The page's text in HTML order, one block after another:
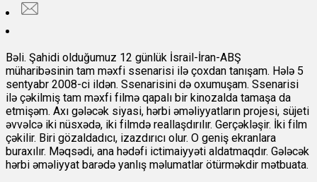
Bəli. Şahidi olduğumuz 12 günlük İsrail-İran-ABŞ
müharibəsinin tam məxfi ssenarisi ilə çoxdan tanışam. Hələ 5
sentyabr 2008-ci ildən. Ssenarisini də oxumuşam. Ssenarisi
ilə çəkilmiş tam məxfi filmə qapalı bir kinozalda tamaşa da
etmişəm. Axı gələcək siyasi, hərbi əməliyyatların projesi, süjeti
əvvəlcə iki nüsxədə, iki filmdə reallaşdırılır. Gerçəkləşir. İki film
çəkilir. Biri gözaldadıcı, izazdırıcı olur. O geniş ekranlara
buraxılır. Məqsədi, ana hədəfi ictimaiyyəti aldatmaqdır. Gələcək
hərbi əməliyyat barədə yanlış məlumatlar ötürməkdir mətbuata.